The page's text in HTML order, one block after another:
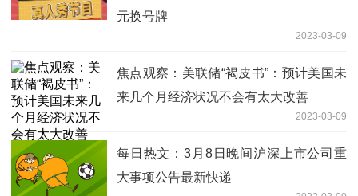
元换号牌
2023-03-09
焦点观察：美联储“褐皮书”：预计美国未
来几个月经济状况不会有太大改善
2023-03-09
每日热文：3月8日晚间沪深上市公司重
大事项公告最新快递